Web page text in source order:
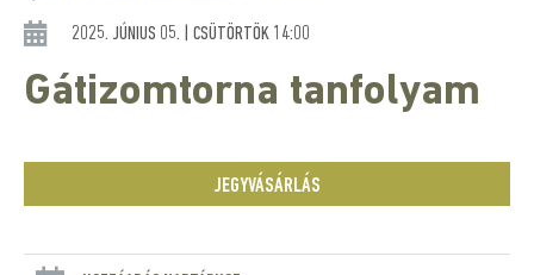
2025. JÚNIUS 05. | CSÜTÖRTÖK 14:00
Gátizomtorna tanfolyam
JEGYVÁSÁRLÁS